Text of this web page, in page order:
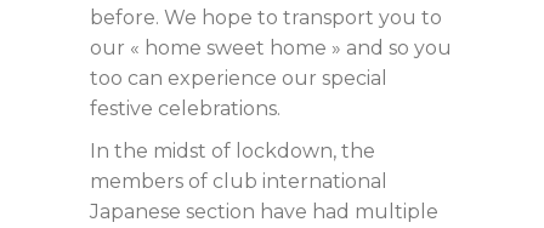
before. We hope to transport you to
our « home sweet home » and so you
too can experience our special
festive celebrations.
In the midst of lockdown, the
members of club international
Japanese section have had multiple